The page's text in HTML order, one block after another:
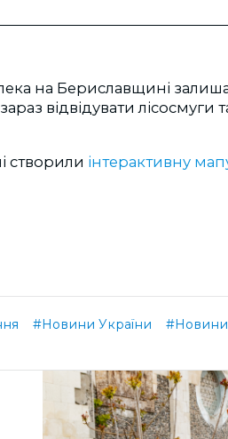
на Бериславщині
відвідувати лісосмуги
створили інтерактивну
#Новини України